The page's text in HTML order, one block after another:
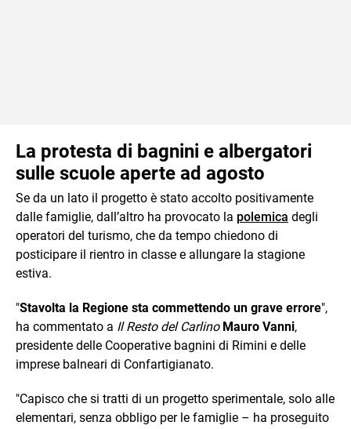
La protesta di bagnini e albergatori
sulle scuole aperte ad agosto
Se da un lato il progetto è stato accolto positivamente
dalle famiglie, dall’altro ha provocato la polemica degli
operatori del turismo, che da tempo chiedono di
posticipare il rientro in classe e allungare la stagione
estiva.
"Stavolta la Regione sta commettendo un grave errore",
ha commentato a Il Resto del Carlino Mauro Vanni,
presidente delle Cooperative bagnini di Rimini e delle
imprese balneari di Confartigianato.
"Capisco che si tratti di un progetto sperimentale, solo alle
elementari, senza obbligo per le famiglie – ha proseguito